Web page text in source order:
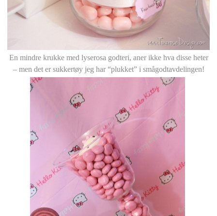
En mindre krukke med lyserosa godteri, aner ikke hva disse heter
– men det er sukkertøy jeg har “plukket” i smågodtavdelingen!